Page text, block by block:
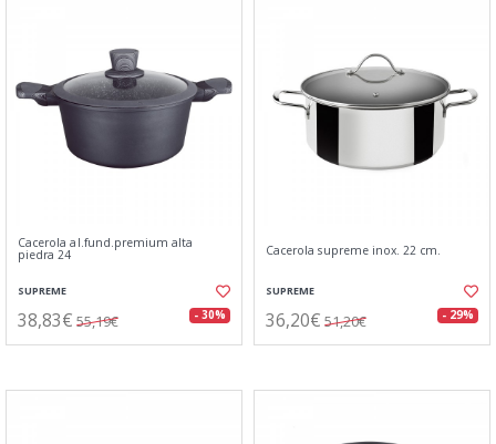
Cacerola al.fund.premium alta
piedra 24
SUPREME
38,83€ 55,19€ - 30%
Cacerola supreme inox. 22 cm.
SUPREME
36,20€ 51,20€ - 29%